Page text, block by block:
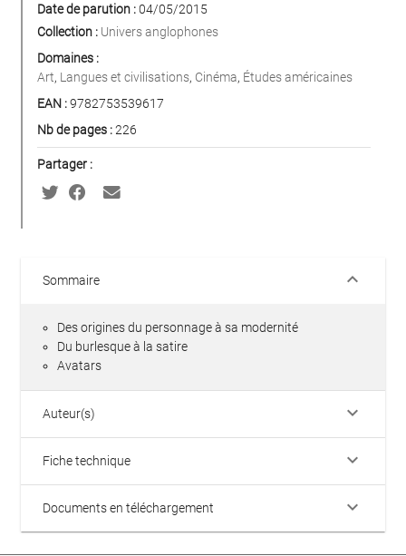
Date de parution :04/05/2015
Collection : Univers anglophones
Domaines :
Art, Langues et civilisations, Cinéma, Études américaines
EAN :9782753539617
Nb de pages :226
Partager :
Sommaire keyboard_arrow_down
Des origines du personnage à sa modernité
Du burlesque à la satire
Avatars
Auteur(s) keyboard_arrow_down
Fiche technique keyboard_arrow_down
Documents en téléchargement keyboard_arrow_down